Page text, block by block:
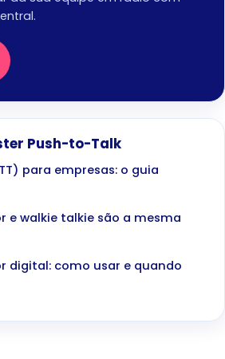
Push-to-Talk
para empresas: o guia
e walkie talkie são a mesma
digital: como usar e quando